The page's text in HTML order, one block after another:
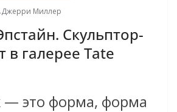
Джерри Миллер
Скульптор-
в галерее Tate
— это форма, форма